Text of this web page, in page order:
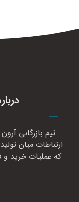
تیم بازرگانی
ارتباطات میان
که عملیات خرید و